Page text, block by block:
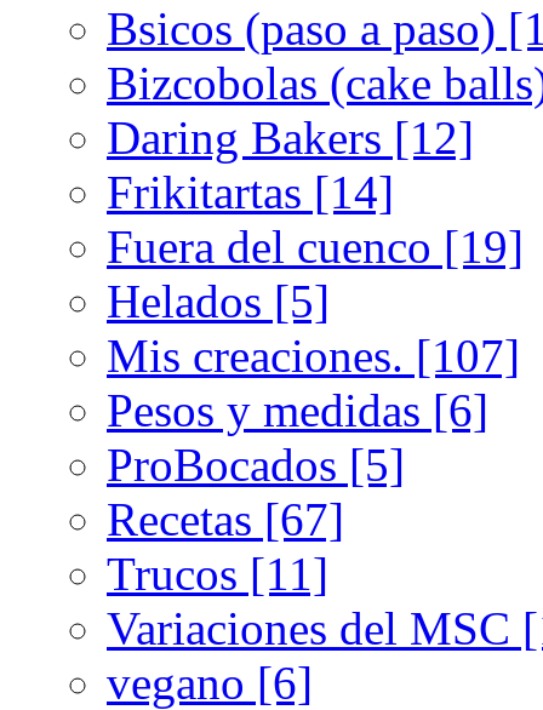
Bsicos (paso a paso)
Bizcobolas (cake
Daring Bakers [12]
Frikitartas [14]
Fuera del cuenco [19]
Helados [5]
Mis creaciones. [107]
Pesos y medidas [6]
ProBocados [5]
Recetas [67]
Trucos [11]
Variaciones del MSC
vegano [6]